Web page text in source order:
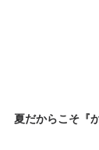
夏だからこそ『